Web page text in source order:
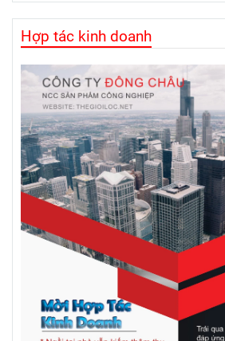
Hợp tác kinh doanh